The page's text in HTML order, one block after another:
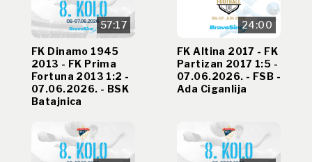
57:17
FK Dinamo 1945
2013 - FK Prima
Fortuna 2013 1:2 -
07.06.2026. - BSK
Batajnica
24:00
FK Altina 2017 - FK
Partizan 2017 1:5 -
07.06.2026. - FSB -
Ada Ciganlija